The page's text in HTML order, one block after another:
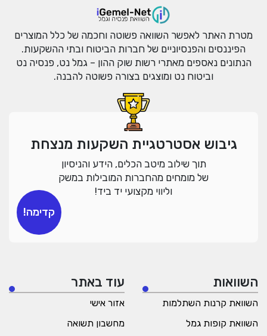
מטרת האתר לאפשר השוואה פשוטה וחכמה של כלל המוצרים
הפיננסים והפנסיוניים של חברות הביטוח ובתי ההשקעות.
הנתונים נאספים מאתרי רשות שוק ההון – גמל נט, פנסיה נט
וביטוח נט ומוצגים בצורה פשוטה להבנה.
גיבוש אסטרטגיית השקעות מנצחת
תוך שילוב מיטב הכלים, הידע והניסיון
של מומחים מהחברות המובילות במשק
וליווי מקצועי יד ביד!
קדימה!
השוואות
השוואת קרנות השתלמות
השוואת קופות גמל
עוד באתר
אזור אישי
מחשבון תשואה